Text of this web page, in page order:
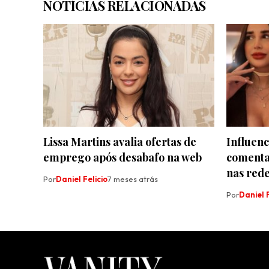
NOTÍCIAS RELACIONADAS
Lissa Martins avalia ofertas de
emprego após desabafo na web
PorDaniel Felicio7 meses atrás
nas
PorDaniel